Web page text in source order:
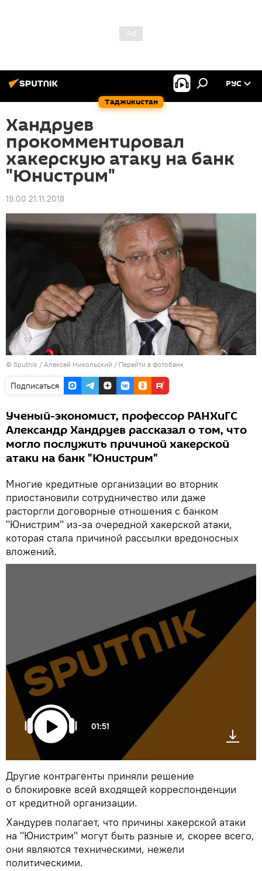
Таджикистан
РУС
Хандруев
прокомментировал
хакерскую атаку на банк
"Юнистрим"
19:00 21.11.2018
© Sputnik / Алексей Никольский / Перейти в фотобанк
Подписаться
Ученый-экономист, профессор РАНХиГС
Александр Хандруев рассказал о том, что
могло послужить причиной хакерской
атаки на банк "Юнистрим"
Многие кредитные организации во вторник
приостановили сотрудничество или даже
расторгли договорные отношения с банком
"Юнистрим" из-за очередной хакерской атаки,
которая стала причиной рассылки вредоносных
вложений.
01:51
Другие контрагенты приняли решение
о блокировке всей входящей корреспонденции
от кредитной организации.
Хандурев полагает, что причины хакерской атаки
на "Юнистрим" могут быть разные и, скорее всего,
они являются техническими, нежели
политическими.